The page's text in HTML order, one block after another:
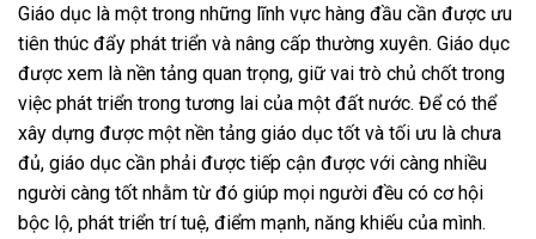
Giáo dục là một trong những lĩnh vực hàng đầu cần được ưu
tiên thúc đẩy phát triển và nâng cấp thường xuyên. Giáo dục
được xem là nền tảng quan trọng, giữ vai trò chủ chốt trong
việc phát triển trong tương lai của một đất nước. Để có thể
xây dựng được một nền tảng giáo dục tốt và tối ưu là chưa
đủ, giáo dục cần phải được tiếp cận được với càng nhiều
người càng tốt nhằm từ đó giúp mọi người đều có cơ hội
bộc lộ, phát triển trí tuệ, điểm mạnh, năng khiếu của mình.